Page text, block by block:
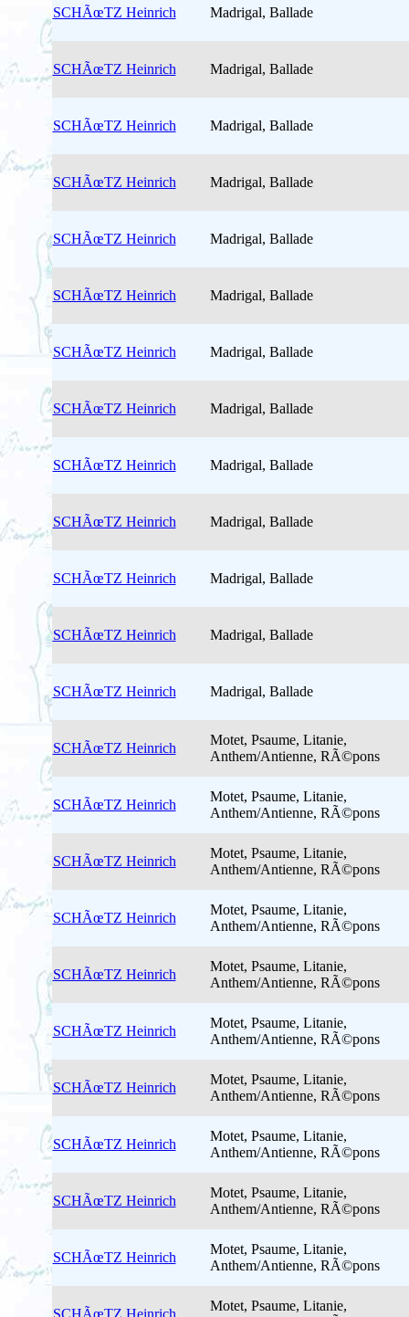
SCHÃœTZ Heinrich Madrigal, Ballade
SCHÃœTZ Heinrich Madrigal, Ballade
SCHÃœTZ Heinrich Madrigal, Ballade
SCHÃœTZ Heinrich Madrigal, Ballade
SCHÃœTZ Heinrich Madrigal, Ballade
SCHÃœTZ Heinrich Madrigal, Ballade
SCHÃœTZ Heinrich Madrigal, Ballade
SCHÃœTZ Heinrich Madrigal, Ballade
SCHÃœTZ Heinrich Madrigal, Ballade
SCHÃœTZ Heinrich Madrigal, Ballade
SCHÃœTZ Heinrich Madrigal, Ballade
SCHÃœTZ Heinrich Madrigal, Ballade
SCHÃœTZ Heinrich Madrigal, Ballade
SCHÃœTZ Heinrich
Motet, Psaume, Litanie,
Anthem/Antienne, RÃ©pons
SCHÃœTZ Heinrich
Motet, Psaume, Litanie,
Anthem/Antienne, RÃ©pons
SCHÃœTZ Heinrich
Motet, Psaume, Litanie,
Anthem/Antienne, RÃ©pons
SCHÃœTZ Heinrich
Motet, Psaume, Litanie,
Anthem/Antienne, RÃ©pons
SCHÃœTZ Heinrich
Motet, Psaume, Litanie,
Anthem/Antienne, RÃ©pons
SCHÃœTZ Heinrich
Motet, Psaume, Litanie,
Anthem/Antienne, RÃ©pons
SCHÃœTZ Heinrich
Motet, Psaume, Litanie,
Anthem/Antienne, RÃ©pons
SCHÃœTZ Heinrich
Motet, Psaume, Litanie,
Anthem/Antienne, RÃ©pons
SCHÃœTZ Heinrich
Motet, Psaume, Litanie,
Anthem/Antienne, RÃ©pons
SCHÃœTZ Heinrich
Motet, Psaume, Litanie,
Anthem/Antienne, RÃ©pons
Motet, Psaume, Litanie,